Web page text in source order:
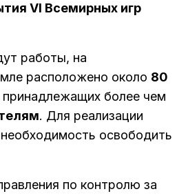
VI Всемирных игр
работы, на
расположено около 80
принадлежащих более чем
. Для реализации
освободить
по контролю за